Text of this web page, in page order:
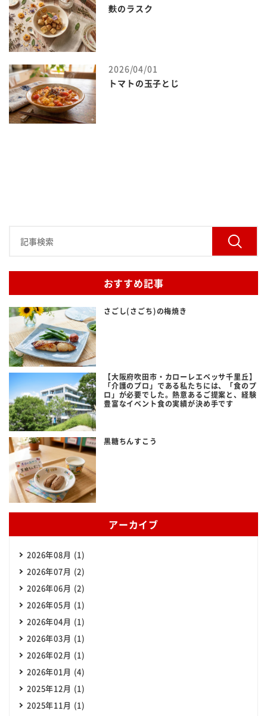
麩のラスク
2026/04/01
トマトの玉子とじ
おすすめ記事
さごし(さごち)の梅焼き
【大阪府吹田市・カローレエベッサ千里丘】
「介護のプロ」である私たちには、「食のプ
ロ」が必要でした。熱意あるご提案と、経験
豊富なイベント食の実績が決め手です
黒糖ちんすこう
アーカイブ
2026年08月 (1)
2026年07月 (2)
2026年06月 (2)
2026年05月 (1)
2026年04月 (1)
2026年03月 (1)
2026年02月 (1)
2026年01月 (4)
2025年12月 (1)
2025年11月 (1)